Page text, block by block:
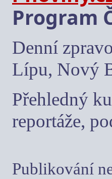
Program
Denní
Lípu, Nový
Přehledný
reportáže,
Publikování